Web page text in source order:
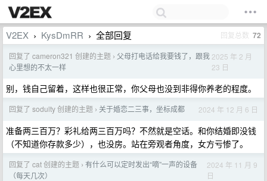
V2EX › KysDmRR › 全部回复 回复总数 72
回复了 cameron321 创建的主题 › 父母打电话给我要钱了，跟我
心里想的不太一样
2025 年 2 月
23 日
别，钱自己留着，这样也很正常，你父母也没到非得你养老的程度。
回复了 sodulty 创建的主题 › 关于婚恋二三事，坐标成都 2024 年 12 月 6 日
准备两三百万？彩礼给两三百万吗？不然就是空话。和你结婚即没钱
（不知道你存款多少），也没房。站在旁观者角度，女方亏惨了。
回复了 cat 创建的主题 › 有什么可以定时发出“嘀”一声的设备
（每天几次）
2024 年 11 月 9
日